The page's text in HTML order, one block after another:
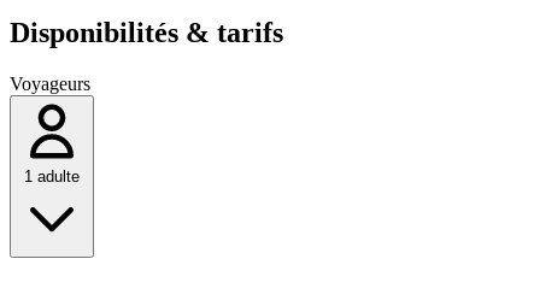
Disponibilités & tarifs
Voyageurs
1 adulte